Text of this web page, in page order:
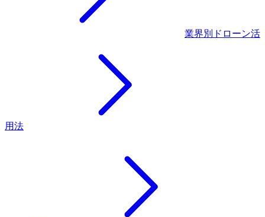
業界別ドローン活
用法